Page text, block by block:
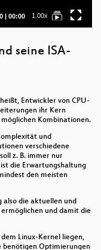
| Total
00:00 1.00x
seine ISA-
Entwickler von CPU-
ihr Kern
Kombinationen.
und
verschiedene
z. B. immer nur
die Erwartungshaltung
den meisten
also die aktuellen und
ermöglichen und damit die
Linux-Kernel liegen,
benötigen Optimierungen